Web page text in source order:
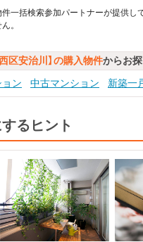
一括検索参加パートナーが提供
。
西区安治川】の購入物件からお
ン
中古マンション 新築一
るヒント